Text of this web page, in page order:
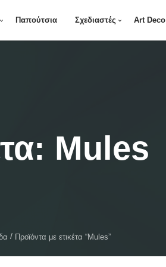
Παπούτσια Σχεδιαστές Art Deco
Mules
Προϊόντα με ετικέτα “Mules”